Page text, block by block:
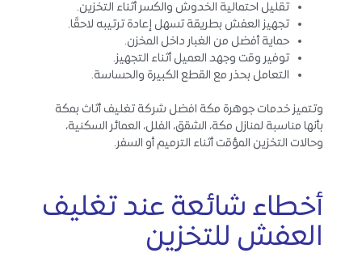
تقليل احتمالية الخدوش والكسر أثناء التخزين.
تجهيز العفش بطريقة تسهل إعادة ترتيبه لاحقًا.
حماية أفضل من الغبار داخل المخزن.
توفير وقت وجهد العميل أثناء التجهيز.
التعامل بحذر مع القطع الكبيرة والحساسة.
وتتميز خدمات جوهرة مكة افضل شركة تغليف أثاث بمكة
بأنها مناسبة لمنازل مكة، الشقق، الفلل، العمائر السكنية،
وحالات التخزين المؤقت أثناء الترميم أو السفر.
أخطاء شائعة عند تغليف
العفش للتخزين